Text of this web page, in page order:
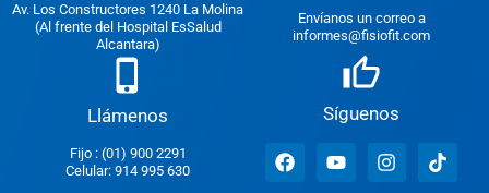
Av. Los Constructores 1240 La Molina
(Al frente del Hospital EsSalud
Alcantara)
Envíanos un correo a
informes@fisiofit.com
Llámenos
Fijo : (01) 900 2291
Celular: 914 995 630
Síguenos